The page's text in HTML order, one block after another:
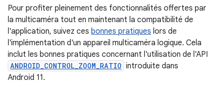
Pour profiter pleinement des fonctionnalités offertes par
la multicaméra tout en maintenant la compatibilité de
l'application, suivez ces bonnes pratiques lors de
l'implémentation d'un appareil multicaméra logique. Cela
inclut les bonnes pratiques concernant l'utilisation de l'API
ANDROID_CONTROL_ZOOM_RATIO introduite dans
Android 11.